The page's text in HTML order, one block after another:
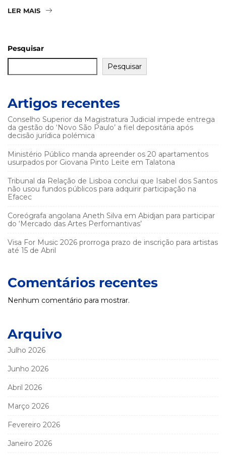
LER MAIS
Pesquisar
Pesquisar
Artigos recentes
Conselho Superior da Magistratura Judicial impede entrega
da gestão do ‘Novo São Paulo’ a fiel depositária após
decisão jurídica polémica
Ministério Público manda apreender os 20 apartamentos
usurpados por Giovana Pinto Leite em Talatona
Tribunal da Relação de Lisboa conclui que Isabel dos Santos
não usou fundos públicos para adquirir participação na
Efacec
Coreógrafa angolana Aneth Silva em Abidjan para participar
do ‘Mercado das Artes Perfomantivas’
Visa For Music 2026 prorroga prazo de inscrição para artistas
até 15 de Abril
Comentários recentes
Nenhum comentário para mostrar.
Arquivo
Julho 2026
Junho 2026
Abril 2026
Março 2026
Fevereiro 2026
Janeiro 2026